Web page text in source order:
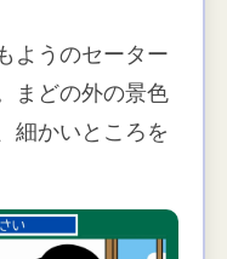
ようのセーター
まどの外の景色
細かいところを